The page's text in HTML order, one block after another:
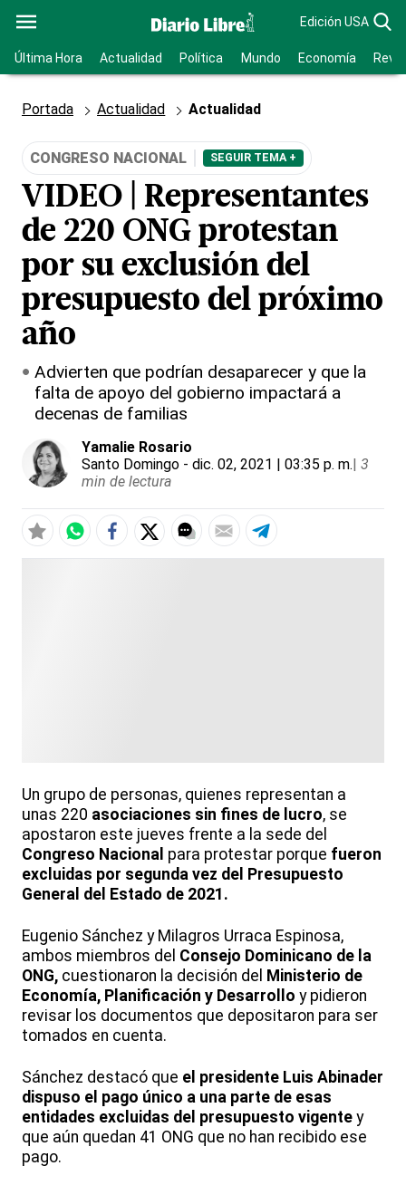
Edición USA
Última Hora Actualidad Política Mundo Economía
Portada Actualidad Actualidad
CONGRESO NACIONAL SEGUIR TEMA +
VIDEO | Representantes
de 220 ONG protestan
por su exclusión del
presupuesto del próximo
año
Advierten que podrían desaparecer y que la
falta de apoyo del gobierno impactará a
decenas de familias
Yamalie Rosario
Santo Domingo - dic. 02, 2021 | 03:35 p. m.| 3
min de lectura
Un grupo de personas, quienes representan a
unas 220 asociaciones sin fines de lucro, se
apostaron este jueves frente a la sede del
Congreso Nacional para protestar porque fueron
excluidas por segunda vez del Presupuesto
General del Estado de 2021.
Eugenio Sánchez y Milagros Urraca Espinosa,
ambos miembros del Consejo Dominicano de la
ONG, cuestionaron la decisión del Ministerio de
Economía, Planificación y Desarrollo y pidieron
revisar los documentos que depositaron para ser
tomados en cuenta.
Sánchez destacó que el presidente Luis Abinader
dispuso el pago único a una parte de esas
entidades excluidas del presupuesto vigente y
que aún quedan 41 ONG que no han recibido ese
pago.